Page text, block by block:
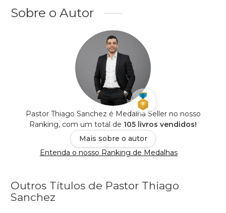
Sobre o Autor
Pastor Thiago Sanchez é Medalha Seller no nosso
Ranking, com um total de 105 livros vendidos!
Mais sobre o autor
Entenda o nosso Ranking de Medalhas
Outros Títulos de Pastor Thiago
Sanchez